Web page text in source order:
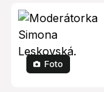
Foto